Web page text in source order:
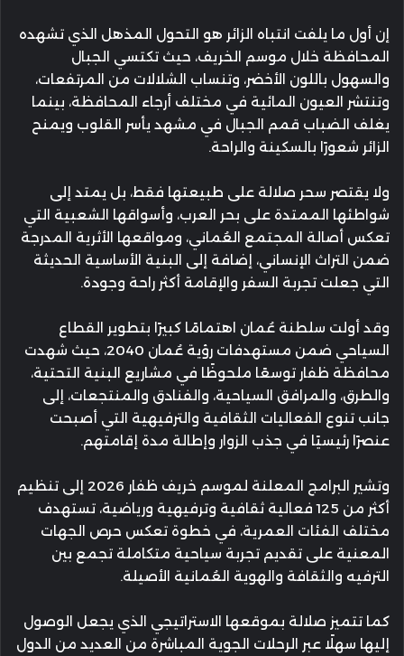
إن أول ما يلفت انتباه الزائر هو التحول المذهل الذي تشهده
المحافظة خلال موسم الخريف، حيث تكتسي الجبال
والسهول باللون الأخضر، وتنساب الشلالات من المرتفعات،
وتنتشر العيون المائية في مختلف أرجاء المحافظة، بينما
يغلف الضباب قمم الجبال في مشهد يأسر القلوب ويمنح
الزائر شعورًا بالسكينة والراحة.
ولا يقتصر سحر صلالة على طبيعتها فقط، بل يمتد إلى
شواطئها الممتدة على بحر العرب، وأسواقها الشعبية التي
تعكس أصالة المجتمع العُماني، ومواقعها الأثرية المدرجة
ضمن التراث الإنساني، إضافة إلى البنية الأساسية الحديثة
التي جعلت تجربة السفر والإقامة أكثر راحة وجودة.
وقد أولت سلطنة عُمان اهتمامًا كبيرًا بتطوير القطاع
السياحي ضمن مستهدفات رؤية عُمان 2040، حيث شهدت
محافظة ظفار توسعًا ملحوظًا في مشاريع البنية التحتية،
والطرق، والمرافق السياحية، والفنادق والمنتجعات، إلى
جانب تنوع الفعاليات الثقافية والترفيهية التي أصبحت
عنصرًا رئيسيًا في جذب الزوار وإطالة مدة إقامتهم.
وتشير البرامج المعلنة لموسم خريف ظفار 2026 إلى تنظيم
أكثر من 125 فعالية ثقافية وترفيهية ورياضية، تستهدف
مختلف الفئات العمرية، في خطوة تعكس حرص الجهات
المعنية على تقديم تجربة سياحية متكاملة تجمع بين
الترفيه والثقافة والهوية العُمانية الأصيلة.
كما تتميز صلالة بموقعها الاستراتيجي الذي يجعل الوصول
إليها سهلًا عبر الرحلات الجوية المباشرة من العديد من الدول